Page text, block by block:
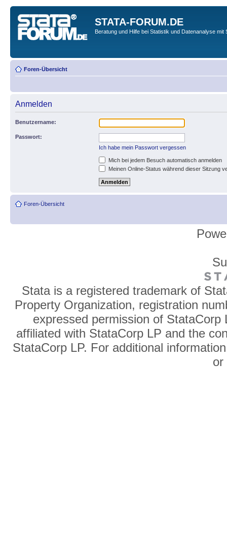
STATA-FORUM.DE
Beratung und Hilfe bei Statistik und Datenanalyse mit
Foren-Übersicht
Anmelden
Benutzername:
Passwort:
Ich habe mein Passwort vergessen
Mich bei jedem Besuch automatisch anmelden
Meinen Online-Status während dieser Sitzung
Foren-Übersicht
Stata is a registered trademark of
Property Organization, registration
expressed permission of
affiliated with StataCorp LP and the
StataCorp LP. For additional
or